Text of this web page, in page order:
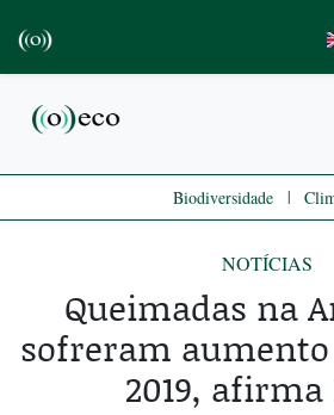
Biodiversidade |
NOTÍCIAS
Queimadas na
sofreram aumento
2019, afirma